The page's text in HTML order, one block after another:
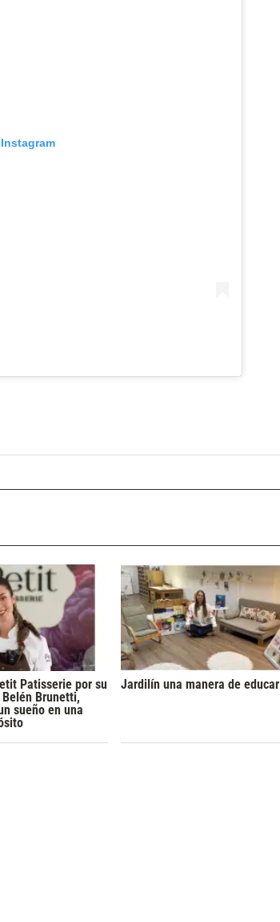
Patisserie por su
Brunetti,
sueño en una
Jardilín una manera de educar